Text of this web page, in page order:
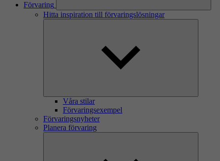
Förvaring
Hitta inspiration till förvaringslösningar
Våra stilar
Förvaringsexempel
Förvaringsnyheter
Planera förvaring